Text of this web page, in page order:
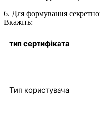
6. Для формування секретно
Вкажіть:
тип сертифіката
Тип користувача